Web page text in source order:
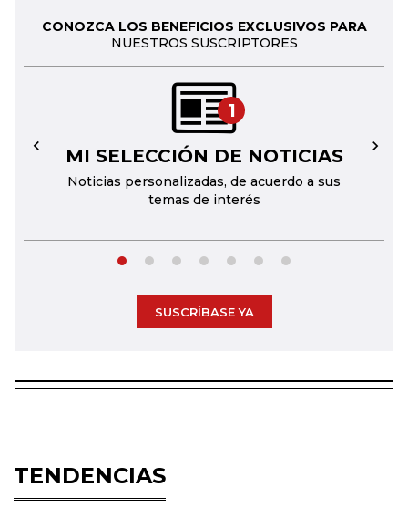
CONOZCA LOS BENEFICIOS EXCLUSIVOS PARA
NUESTROS SUSCRIPTORES
1
MI SELECCIÓN DE NOTICIAS
Noticias personalizadas, de acuerdo a sus
temas de interés
← →
SUSCRÍBASE YA
TENDENCIAS